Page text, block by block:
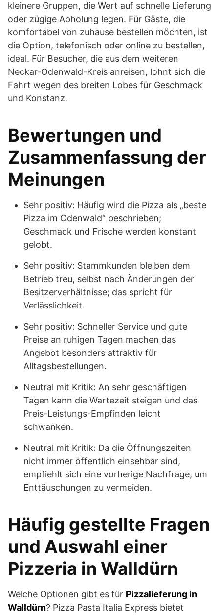
kleinere Gruppen, die Wert auf schnelle Lieferung
oder zügige Abholung legen. Für Gäste, die
komfortabel von zuhause bestellen möchten, ist
die Option, telefonisch oder online zu bestellen,
ideal. Für Besucher, die aus dem weiteren
Neckar-Odenwald-Kreis anreisen, lohnt sich die
Fahrt wegen des breiten Lobes für Geschmack
und Konstanz.
Bewertungen und
Zusammenfassung der
Meinungen
Sehr positiv: Häufig wird die Pizza als „beste
Pizza im Odenwald“ beschrieben;
Geschmack und Frische werden konstant
gelobt.
Sehr positiv: Stammkunden bleiben dem
Betrieb treu, selbst nach Änderungen der
Besitzerverhältnisse; das spricht für
Verlässlichkeit.
Sehr positiv: Schneller Service und gute
Preise an ruhigen Tagen machen das
Angebot besonders attraktiv für
Alltagsbestellungen.
Neutral mit Kritik: An sehr geschäftigen
Tagen kann die Wartezeit steigen und das
Preis-Leistungs-Empfinden leicht
schwanken.
Neutral mit Kritik: Da die Öffnungszeiten
nicht immer öffentlich einsehbar sind,
empfiehlt sich eine vorherige Nachfrage, um
Enttäuschungen zu vermeiden.
Häufig gestellte Fragen
und Auswahl einer
Pizzeria in Walldürn
Welche Optionen gibt es für Pizzalieferung in
Walldürn? Pizza Pasta Italia Express bietet